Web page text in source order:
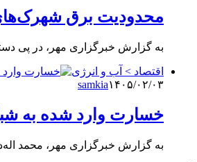
محدودیت برق
به گزارش خبرگزاری مهر، در پی
اقتصاد > آب و انرژی
samkia۱۴۰۵/۰۲/۰۳
خسارت وارد شده به شبکه برق طی ۴۰ روز
به گزارش خبرگزاری مهر، محمد